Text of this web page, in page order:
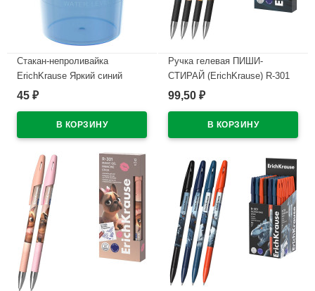
Стакан-непроливайка
ErichKrause Яркий синий
тонированный арт.64886
45 ₽
Ручка гелевая ПИШИ-
СТИРАЙ (ErichKrause) R-301
Магия Кубомир (Magic Block)
99,50 ₽